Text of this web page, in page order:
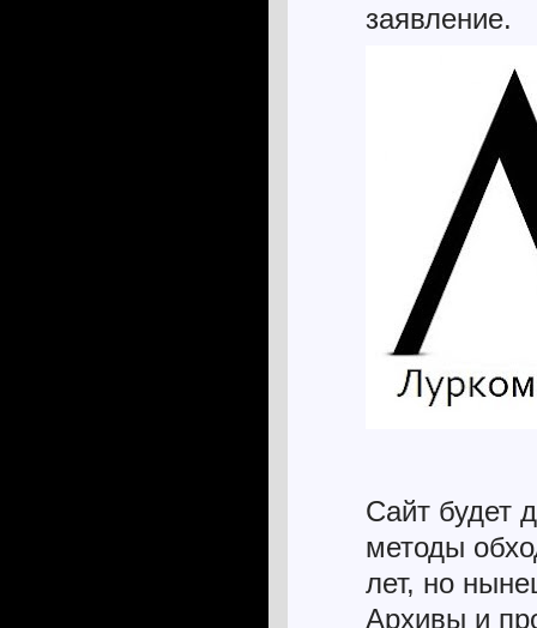
заявление.
Сайт будет
методы
лет, но
Архивы и